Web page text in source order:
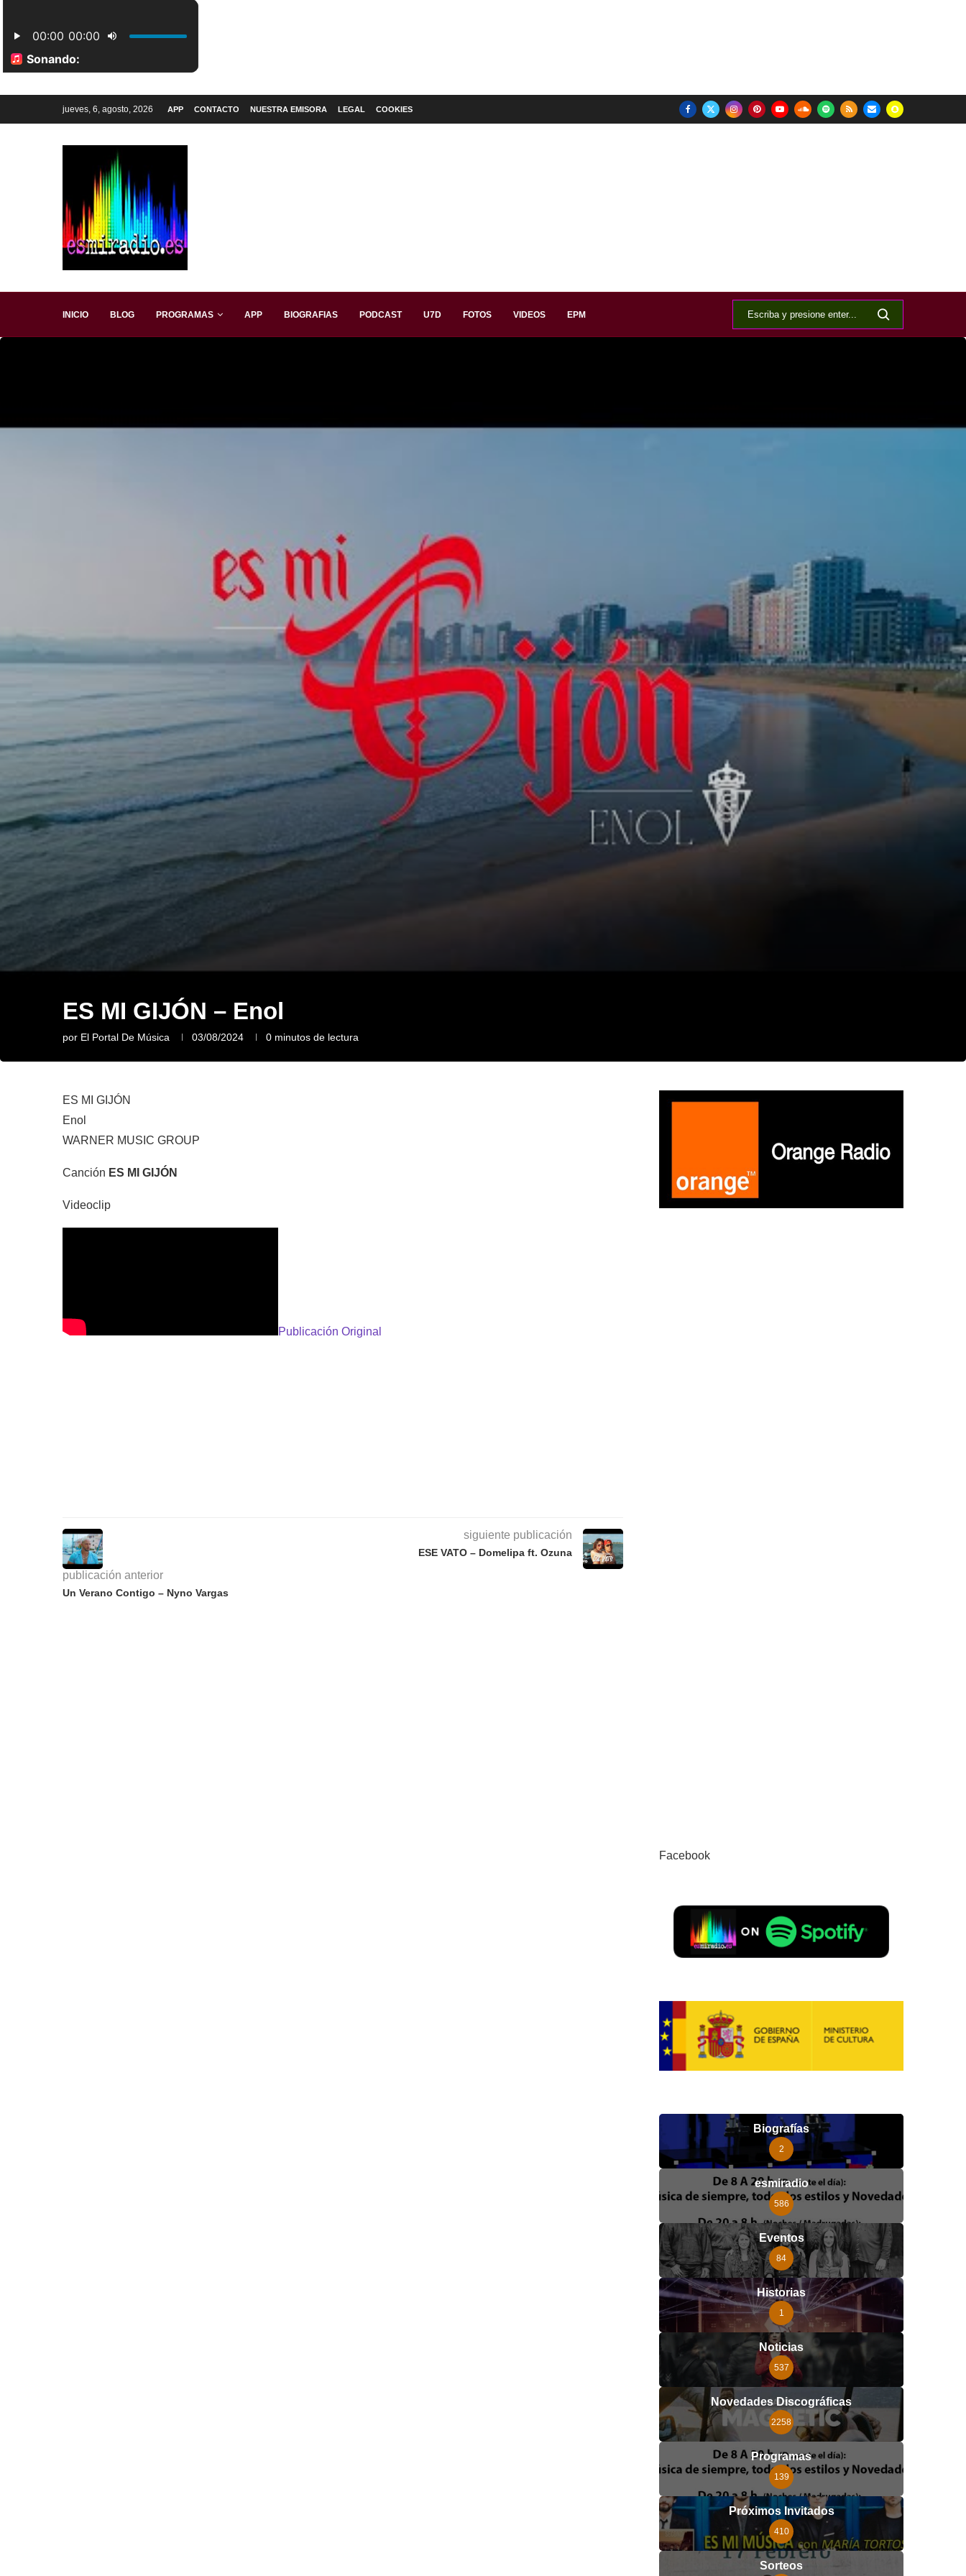
jueves, 6, agosto, 2026 APP CONTACTO NUESTRA EMISORA LEGAL COOKIES
INICIO BLOG PROGRAMAS APP BIOGRAFIAS PODCAST U7D FOTOS VIDEOS EPM
ES MI GIJÓN – Enol
por El Portal De Música 03/08/2024 0 minutos de lectura
ES MI GIJÓN
Enol
WARNER MUSIC GROUP
Canción ES MI GIJÓN
Videoclip
Publicación Original
publicación anterior
Un Verano Contigo – Nyno Vargas
siguiente publicación
ESE VATO – Domelipa ft. Ozuna
Facebook
Biografías
2
esmiradio
586
Eventos
84
Historias
1
Noticias
537
Novedades Discográficas
2258
Programas
139
Próximos Invitados
410
Sorteos